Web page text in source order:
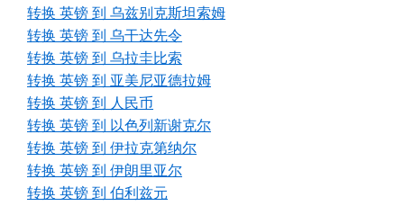
转换 英镑 到 乌兹别克斯坦索姆
转换 英镑 到 乌干达先令
转换 英镑 到 乌拉圭比索
转换 英镑 到 亚美尼亚德拉姆
转换 英镑 到 人民币
转换 英镑 到 以色列新谢克尔
转换 英镑 到 伊拉克第纳尔
转换 英镑 到 伊朗里亚尔
转换 英镑 到 伯利兹元